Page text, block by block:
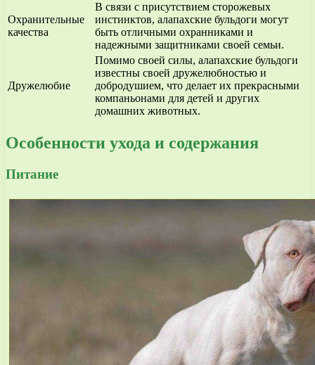
Охранительные
качества
В связи с присутствием сторожевых
инстинктов, алапахские бульдоги могут
быть отличными охранниками и
надежными защитниками своей семьи.
Дружелюбие
Помимо своей силы, алапахские бульдоги
известны своей дружелюбностью и
добродушием, что делает их прекрасными
компаньонами для детей и других
домашних животных.
Особенности ухода и содержания
Питание